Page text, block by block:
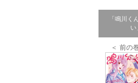
「鳴川く
い
＜ 前の